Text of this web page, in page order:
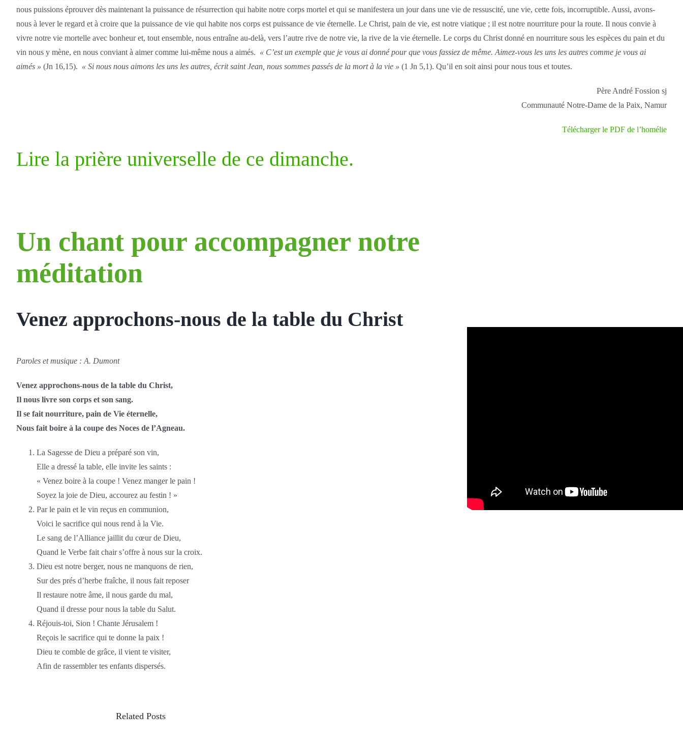
nous puissions éprouver dès maintenant la puissance de résurrection qui habite notre corps mortel et qui se manifestera un jour dans une vie de ressuscité, une vie, cette fois, incorruptible. Aussi, avons-
nous à lever le regard et à croire que la puissance de vie qui habite nos corps est puissance de vie éternelle. Le Christ, pain de vie, est notre viatique ; il est notre nourriture pour la route. Il nous convie à
vivre notre vie mortelle avec bonheur et, tout ensemble, nous entraîne au-delà, vers l’autre rive de notre vie, la rive de la vie éternelle. Le corps du Christ donné en nourriture sous les espèces du pain et du
vin nous y mène, en nous conviant à aimer comme lui-même nous a aimés. « C’est un exemple que je vous ai donné pour que vous fassiez de même. Aimez-vous les uns les autres comme je vous ai
aimés » (Jn 16,15). « Si nous nous aimons les uns les autres, écrit saint Jean, nous sommes passés de la mort à la vie » (1 Jn 5,1). Qu’il en soit ainsi pour nous tous et toutes.
Père André Fossion sj
Communauté Notre-Dame de la Paix, Namur
Télécharger le PDF de l’homélie
Lire la prière universelle de ce dimanche.
Un chant pour accompagner notre
méditation
Venez approchons-nous de la table du Christ
Paroles et musique : A. Dumont
Venez approchons-nous de la table du Christ,
Il nous livre son corps et son sang.
Il se fait nourriture, pain de Vie éternelle,
Nous fait boire à la coupe des Noces de l’Agneau.
La Sagesse de Dieu a préparé son vin,
Elle a dressé la table, elle invite les saints :
« Venez boire à la coupe ! Venez manger le pain !
Soyez la joie de Dieu, accourez au festin ! »
Par le pain et le vin reçus en communion,
Voici le sacrifice qui nous rend à la Vie.
Le sang de l’Alliance jaillit du cœur de Dieu,
Quand le Verbe fait chair s’offre à nous sur la croix.
Dieu est notre berger, nous ne manquons de rien,
Sur des prés d’herbe fraîche, il nous fait reposer
Il restaure notre âme, il nous garde du mal,
Quand il dresse pour nous la table du Salut.
Réjouis-toi, Sion ! Chante Jérusalem !
Reçois le sacrifice qui te donne la paix !
Dieu te comble de grâce, il vient te visiter,
Afin de rassembler tes enfants dispersés.
Related Posts